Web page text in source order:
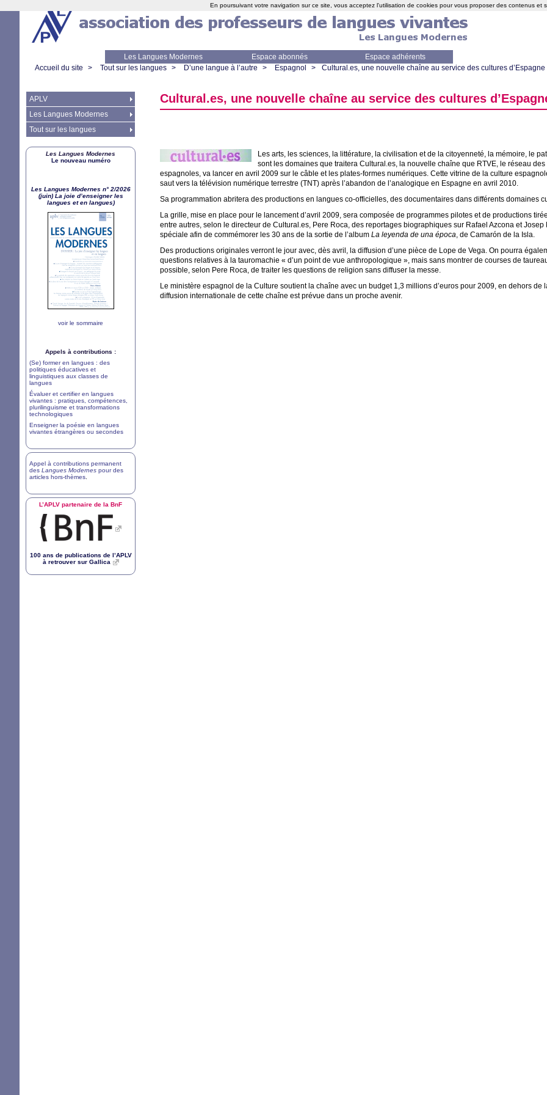
Les Langues Modernes Espace abonnés
Espace adhérents
Accueil du site > Tout sur les langues > D’une langue à l’autre > Espagnol > Cultural.es, une nouvelle chaîne au service des cultures d’Espagne
Cultural.es, une nouvelle chaîne au service des cultures
Les arts, les sciences, la littérature, la civilisation et de la citoyenneté, la mémoire, le
sont les domaines que traitera Cultural.es, la nouvelle chaîne que RTVE, le réseau
espagnoles, va lancer en avril 2009 sur le câble et les plates-formes numériques. Cette vitrine de la culture
saut vers la télévision numérique terrestre (TNT) après l’abandon de l’analogique en Espagne en avril 2010.
Sa programmation abritera des productions en langues co-officielles, des documentaires dans différents domaines
La grille, mise en place pour le lancement d’avril 2009, sera composée de programmes pilotes et de productions
entre autres, selon le directeur de Cultural.es, Pere Roca, des reportages biographiques sur Rafael Azcona et Josep
spéciale afin de commémorer les 30 ans de la sortie de l’album La leyenda de una época, de Camarón de la Isla.
Des productions originales verront le jour avec, dès avril, la diffusion d’une pièce de Lope de Vega. On pourra
questions relatives à la tauromachie « d’un point de vue anthropologique », mais sans montrer de courses de
possible, selon Pere Roca, de traiter les questions de religion sans diffuser la messe.
Le ministère espagnol de la Culture soutient la chaîne avec un budget 1,3 millions d’euros pour 2009, en dehors de
diffusion internationale de cette chaîne est prévue dans un proche avenir.
APLV
Les Langues Modernes
Tout sur les langues
Les Langues Modernes
Le nouveau numéro
Les Langues Modernes n° 2/2026
(juin) La joie d’enseigner les
langues et en langues)
voir le sommaire
Appels à contributions :
(Se) former en langues : des
politiques éducatives et
linguistiques aux classes de
langues
Évaluer et certifier en langues
vivantes : pratiques, compétences,
plurilinguisme et transformations
technologiques
Enseigner la poésie en langues
vivantes étrangères ou secondes
Appel à contributions permanent
des Langues Modernes pour des
articles hors-thèmes
L’APLV partenaire de la BnF
100 ans de publications de l’APLV
à retrouver sur Gallica
En poursuivant votre navigation sur ce site, vous acceptez l'utilisation de cookies pour vous proposer des contenus et